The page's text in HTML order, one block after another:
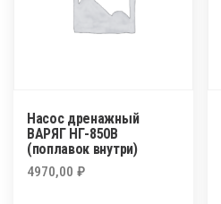
Насос дренажный
ВАРЯГ НГ-850В
(поплавок внутри)
4970,00 ₽